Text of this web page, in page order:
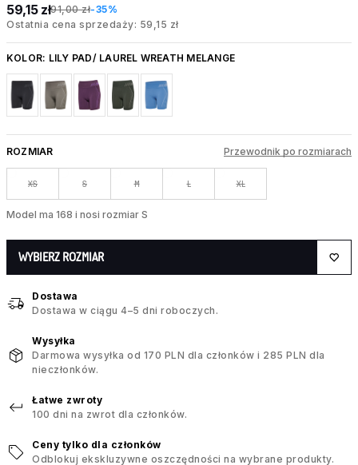
59,15 zł91,00 zł-35%
Ostatnia cena sprzedaży: 59,15 zł
KOLOR: LILY PAD/ LAUREL WREATH MELANGE
ROZMIAR Przewodnik po rozmiarach
XS S M L XL
Model ma 168 i nosi rozmiar S
WYBIERZ ROZMIAR
Dostawa
Dostawa w ciągu 4–5 dni roboczych.
Wysyłka
Darmowa wysyłka od 170 PLN dla członków i 285 PLN dla
nieczłonków.
Łatwe zwroty
100 dni na zwrot dla członków.
Ceny tylko dla członków
Odblokuj ekskluzywne oszczędności na wybrane produkty.